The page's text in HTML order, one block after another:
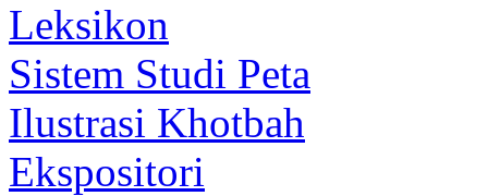
Leksikon
Sistem Studi Peta
Ilustrasi Khotbah
Ekspositori